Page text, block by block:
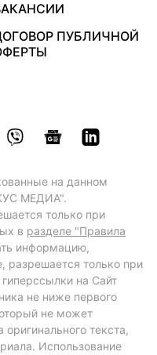
ПУБЛИЧНОЙ
на данном
МЕДИА".
только при
в разделе "Правила
информацию,
только при
на Сайт
не ниже первого
не может
текста,
Использование